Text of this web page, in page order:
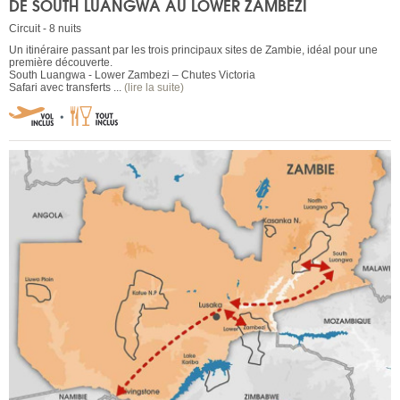
DE SOUTH LUANGWA AU LOWER ZAMBEZI
Circuit - 8 nuits
Un itinéraire passant par les trois principaux sites de Zambie, idéal pour une
première découverte.
South Luangwa - Lower Zambezi – Chutes Victoria
Safari avec transferts ... (lire la suite)